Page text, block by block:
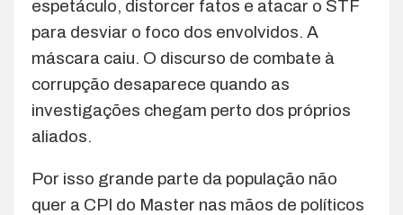
espetáculo, distorcer fatos e atacar o STF
para desviar o foco dos envolvidos. A
máscara caiu. O discurso de combate à
corrupção desaparece quando as
investigações chegam perto dos próprios
aliados.
Por isso grande parte da população não
quer a CPI do Master nas mãos de políticos